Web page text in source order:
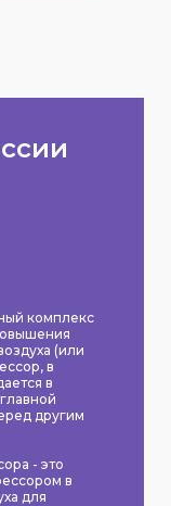
комплекс
(или
в
в
другим
- это
в
для